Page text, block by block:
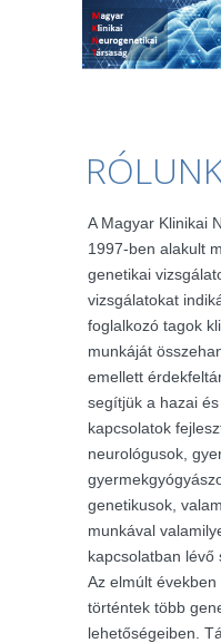
A Magyar Klinikai
1997-ben alakult
genetikai
vizsgálatokat
foglalkozó tagok
munkáját
emellett
segítjük a hazai
kapcsolatok
neurológusok,
genetikusok,
munkával
kapcsolatban lévő
Az elmúlt
történtek több
lehetőségeiben.